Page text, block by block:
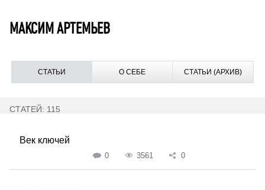
МАКСИМ АРТЕМЬЕВ
СТАТЬИ О СЕБЕ СТАТЬИ (АРХИВ)
СТАТЕЙ: 115
Век ключей
0 3561 0